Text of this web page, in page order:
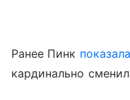
Ранее Пинк
кардинально